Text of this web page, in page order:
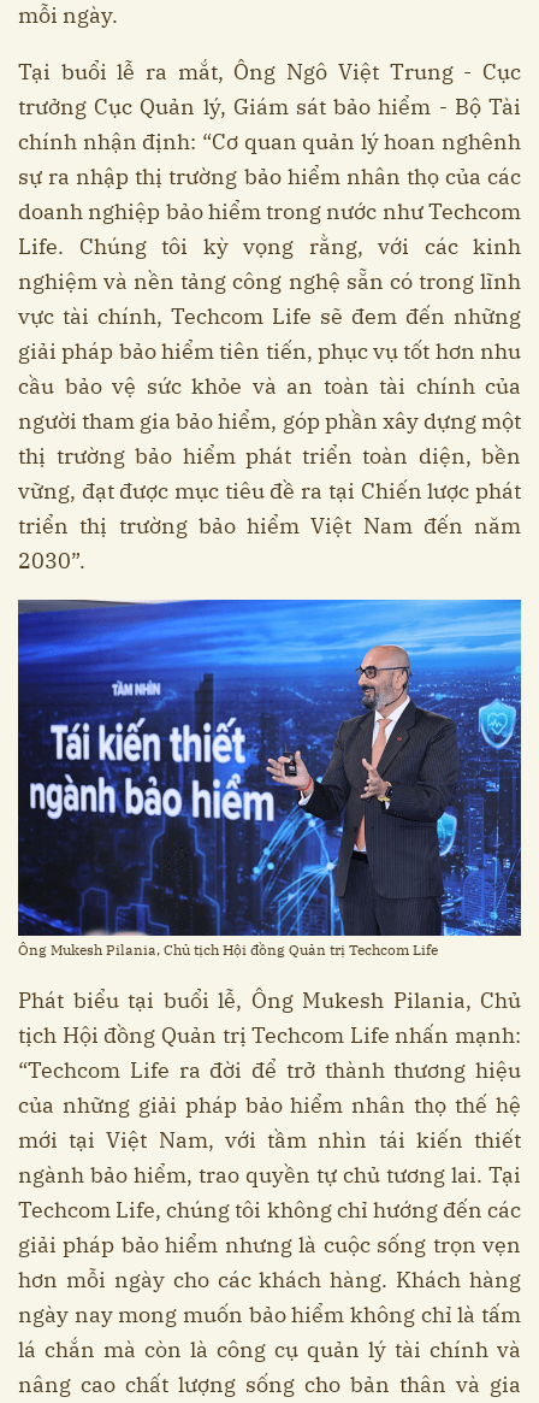
mỗi ngày.
Tại buổi lễ ra mắt, Ông Ngô Việt Trung - Cục
trưởng Cục Quản lý, Giám sát bảo hiểm - Bộ Tài
chính nhận định: “Cơ quan quản lý hoan nghênh
sự ra nhập thị trường bảo hiểm nhân thọ của các
doanh nghiệp bảo hiểm trong nước như Techcom
Life. Chúng tôi kỳ vọng rằng, với các kinh
nghiệm và nền tảng công nghệ sẵn có trong lĩnh
vực tài chính, Techcom Life sẽ đem đến những
giải pháp bảo hiểm tiên tiến, phục vụ tốt hơn nhu
cầu bảo vệ sức khỏe và an toàn tài chính của
người tham gia bảo hiểm, góp phần xây dựng một
thị trường bảo hiểm phát triển toàn diện, bền
vững, đạt được mục tiêu đề ra tại Chiến lược phát
triển thị trường bảo hiểm Việt Nam đến năm
2030”.
Ông Mukesh Pilania, Chủ tịch Hội đồng Quản trị Techcom Life
Phát biểu tại buổi lễ, Ông Mukesh Pilania, Chủ
tịch Hội đồng Quản trị Techcom Life nhấn mạnh:
“Techcom Life ra đời để trở thành thương hiệu
của những giải pháp bảo hiểm nhân thọ thế hệ
mới tại Việt Nam, với tầm nhìn tái kiến thiết
ngành bảo hiểm, trao quyền tự chủ tương lai. Tại
Techcom Life, chúng tôi không chỉ hướng đến các
giải pháp bảo hiểm nhưng là cuộc sống trọn vẹn
hơn mỗi ngày cho các khách hàng. Khách hàng
ngày nay mong muốn bảo hiểm không chỉ là tấm
lá chắn mà còn là công cụ quản lý tài chính và
nâng cao chất lượng sống cho bản thân và gia